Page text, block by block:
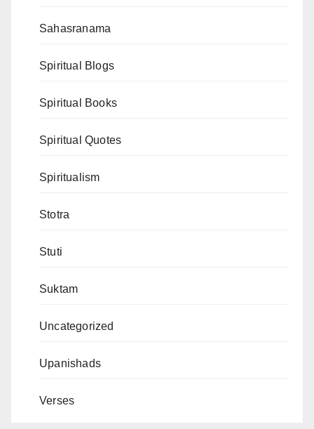
Sahasranama
Spiritual Blogs
Spiritual Books
Spiritual Quotes
Spiritualism
Stotra
Stuti
Suktam
Uncategorized
Upanishads
Verses